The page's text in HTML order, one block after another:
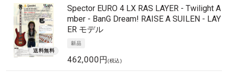
Spector EURO 4 LX RAS LAYER - Twilight A
mber - BanG Dream! RAISE A SUILEN - LAY
ER モデル
462,000円(税込)